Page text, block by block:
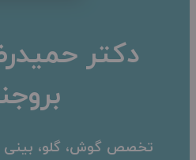
دکتر
تخصص گوش، گلو، بینی